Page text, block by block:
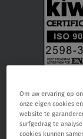
Om uw ervaring op
onze eigen cookies
website te
surfgedrag te
cookies kunnen